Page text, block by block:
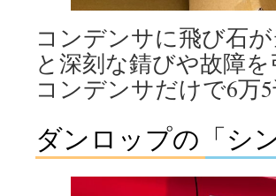
コンデンサに飛び石
と深刻な錆びや故障
コンデンサだけで6万
ダンロップの「シ